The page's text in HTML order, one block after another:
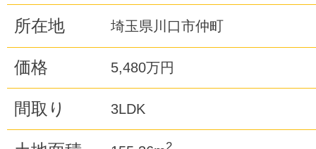
所在地 埼玉県川口市仲町
価格 5,480万円
間取り 3LDK